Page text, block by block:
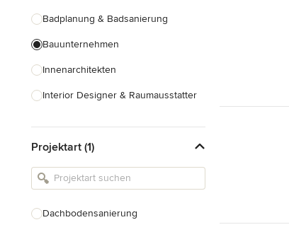
Badplanung & Badsanierung
Bauunternehmen
Innenarchitekten
Interior Designer & Raumausstatter
Landschaftsarchitekten
Armaturen & Sanitärbedarf
Projektart (1)
Dachbodensanierung